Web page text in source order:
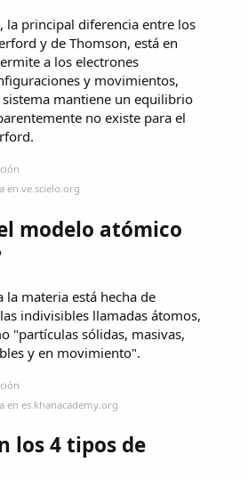
la principal diferencia entre los
y de Thomson, está en
a los electrones
y movimientos,
sistema mantiene un equilibrio
no existe para el
en ve.scielo.org
modelo atómico
la materia está hecha de
indivisibles llamadas átomos,
"partículas sólidas, masivas,
y en movimiento".
en es.khanacademy.org
los 4 tipos de